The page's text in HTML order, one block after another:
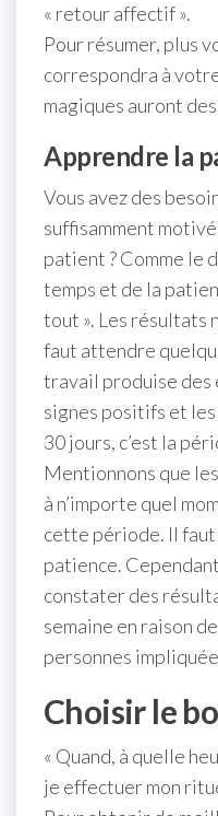
« retour affectif ».
Pour résumer, plus
correspondra à
magiques auront
Apprendre la
Vous avez des
suffisamment
patient ? Comme le
temps et de la
tout ». Les résultats
faut attendre
travail produise des
signes positifs et
30 jours, c’est la
Mentionnons que
à n’importe quel
cette période. Il
patience.
constater des
semaine en raison
personnes
Choisir le
« Quand, à quelle
je effectuer mon